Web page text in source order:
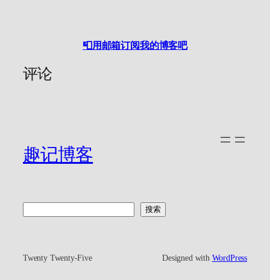
📮用邮箱订阅我的博客吧
评论
趣记博客
搜索
Twenty Twenty-Five Designed with WordPress